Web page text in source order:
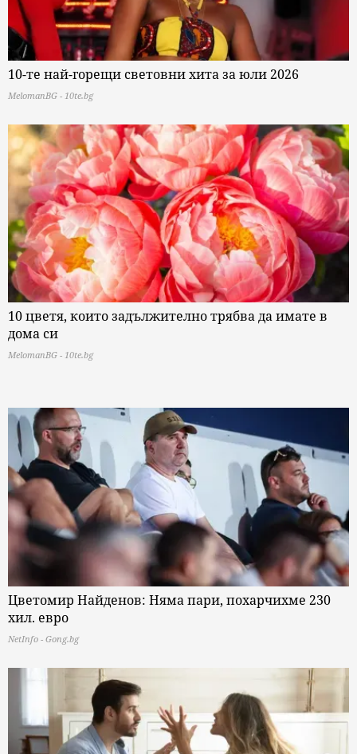
10-те най-горещи световни хита за юли 2026
MelomanBG - 10te.bg
10 цветя, които задължително трябва да имате в
дома си
MelomanBG - 10te.bg
Цветомир Найденов: Няма пари, похарчихме 230
хил. евро
NetInfo - Gong.bg